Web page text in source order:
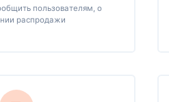
пользователям, о
распродажи